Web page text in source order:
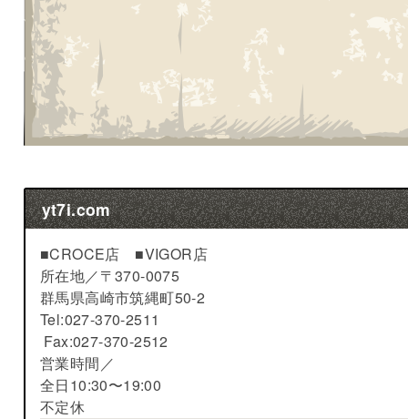
yt7i.com
■CROCE店 ■VIGOR店
所在地／〒370-0075
群馬県高崎市筑縄町50-2
Tel:027-370-2511
Fax:027-370-2512
営業時間／
全日10:30〜19:00
不定休